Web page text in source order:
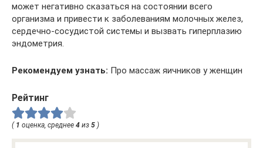
может негативно сказаться на состоянии всего
организма и привести к заболеваниям молочных желез,
сердечно-сосудистой системы и вызвать гиперплазию
эндометрия.
Рекомендуем узнать: Про массаж яичников у женщин
Рейтинг
( 1 оценка, среднее 4 из 5 )